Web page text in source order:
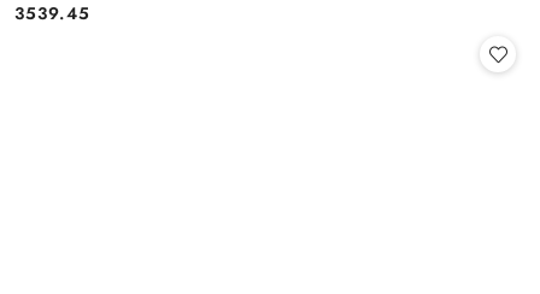
Cena:
3539.45